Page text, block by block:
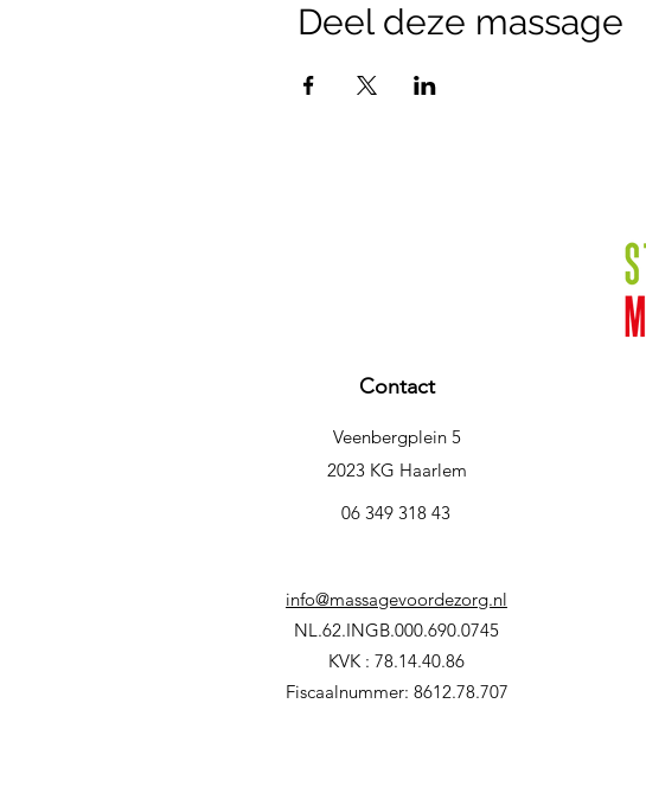
Deel deze massage
Contact
Veenbergplein 5
2023 KG Haarlem
06 349 318 43
info@massagevoordezorg.nl
NL.62.INGB.000.690.0745
KVK : 78.14.40.86
Fiscaalnummer: 8612.78.707